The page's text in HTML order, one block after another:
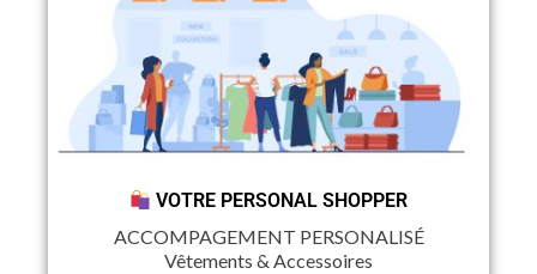
VOTRE PERSONAL SHOPPER
ACCOMPAGEMENT PERSONALISÉ
Vêtements & Accessoires